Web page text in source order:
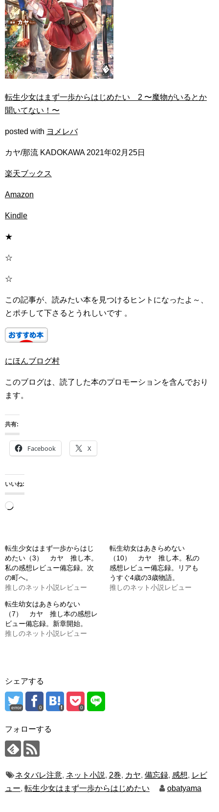
転生少女はまず一歩からはじめたい 2 〜魔物がいるとか
聞いてない！〜
posted with ヨメレバ
カヤ/那流 KADOKAWA 2021年02月25日
楽天ブックス
Amazon
Kindle
★
☆
☆
この記事が、読みたい本を見つけるヒントになったよ～、
とポチして下さるとうれしいです 。
にほんブログ村
このブログは、読了した本のプロモーションを含んでおり
ます。
共有:
Facebook X
いいね:
読
み
中…
転生少女はまず一歩からはじ
めたい（3） カヤ 推し本。
私の感想レビュー備忘録。次
の町へ。
推しのネット小説レビュー
転生幼女はあきらめない
（10） カヤ 推し本。私の
感想レビュー備忘録。リアも
うすぐ4歳の3歳物語。
推しのネット小説レビュー
転生幼女はあきらめない
（7） カヤ 推し本の感想レ
ビュー備忘録。新章開始。
推しのネット小説レビュー
シェアする
error 0 0
フォローする
ネタバレ注意, ネット小説, 2巻, カヤ, 備忘録, 感想, レビ
ュー, 転生少女はまず一歩からはじめたい obatyama